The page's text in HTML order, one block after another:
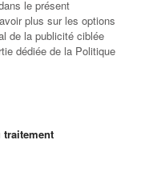
le présent
plus sur les options
de la publicité ciblée
dédiée de la Politique
traitement